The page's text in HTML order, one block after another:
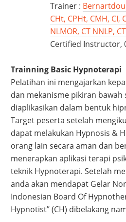
Trainer :
CHt, CPHt, CMH, CI,
NLMOR, CT NNLP,
Certified Instructor,
Trainning Basic Hypnoterapi
Pelatihan ini mengajarkan
dan mekanisme pikiran
diaplikasikan dalam bentuk
Target peserta setelah
dapat melakukan Hypnosis &
orang lain secara aman dan
menerapkan aplikasi terapi
teknik Hypnoterapi. Setelah
anda akan mendapat Gelar
Indonesian Board Of
Hypnotist” (CH) dibelakang